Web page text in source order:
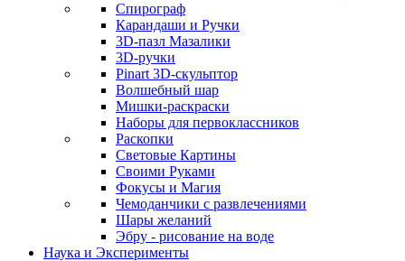
Спирограф
Карандаши и Ручки
3D-пазл Мазалики
3D-ручки
Pinart 3D-скульптор
Волшебный шар
Мишки-раскраски
Наборы для первоклассников
Раскопки
Световые Картины
Своими Руками
Фокусы и Магия
Чемоданчики с развлечениями
Шары желаний
Эбру - рисование на воде
Наука и Эксперименты